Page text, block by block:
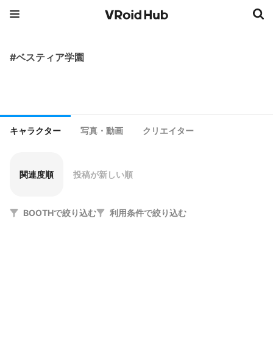
#ベスティア学園
キャラクター 写真・動画 クリエイター
関連度順 投稿が新しい順
BOOTHで絞り込む 利用条件で絞り込む